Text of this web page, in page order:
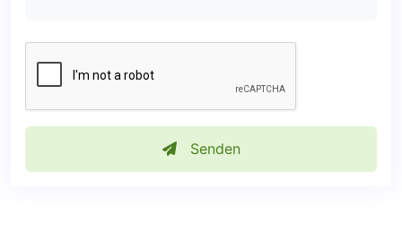
Senden